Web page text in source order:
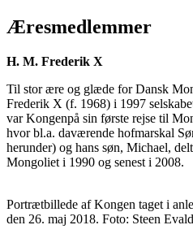
Æresmedlemmer
H. M. Frederik X
Til stor ære og glæde for Dansk
Frederik X (f. 1968) i 1997
var Kongenpå sin første rejse til
hvor bl.a. daværende hofmarskal
herunder) og hans søn, Michael,
Mongoliet i 1990 og senest i 2008.
Portrætbillede af Kongen taget i
den 26. maj 2018. Foto: Steen